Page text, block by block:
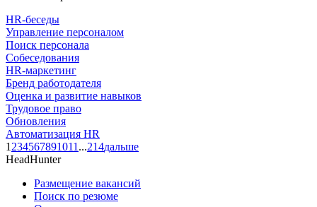
HR-беседы
Управление персоналом
Поиск персонала
Собеседования
HR-маркетинг
Бренд работодателя
Оценка и развитие навыков
Трудовое право
Обновления
Автоматизация HR
1 234567891011 ...214дальше
HeadHunter
Размещение вакансий
Поиск по резюме